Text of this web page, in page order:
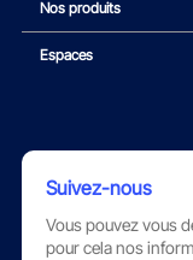
Nos produits
Espaces
Suivez-nous
Vous pouvez vous
pour cela nos